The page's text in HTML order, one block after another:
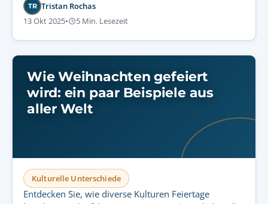
TR Tristan Rochas
13 Okt 2025• 5 Min. Lesezeit
Wie Weihnachten gefeiert
wird: ein paar Beispiele aus
aller Welt
Kulturelle Unterschiede
Entdecken Sie, wie diverse Kulturen Feiertage